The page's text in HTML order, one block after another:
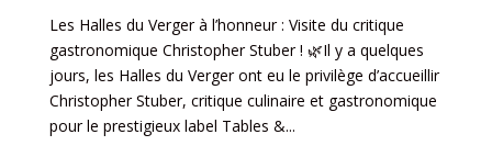
Les Halles du Verger à l’honneur : Visite du critique
gastronomique Christopher Stuber ! 🌿Il y a quelques
jours, les Halles du Verger ont eu le privilège d’accueillir
Christopher Stuber, critique culinaire et gastronomique
pour le prestigieux label Tables &...